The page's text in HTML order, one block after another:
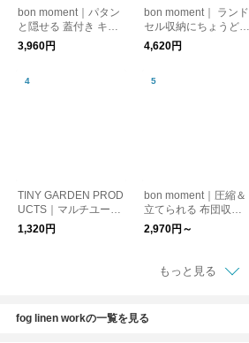
bon moment｜パタン
と隠せる 蓋付き キャ
スター付き収納
3,960円
bon moment｜ ランド
セル収納にちょうどい
い キャスター付き収
納
4,620円
TINY GARDEN PROD
UCTS｜マルチユース
コンテナ M
1,320円
bon moment｜圧縮＆
立てられる 布団収納
袋／敷き布団収納袋
布団収納ケース 圧縮
ト入り】
2,970円～
もっと見る
fog linen workの一覧を見る